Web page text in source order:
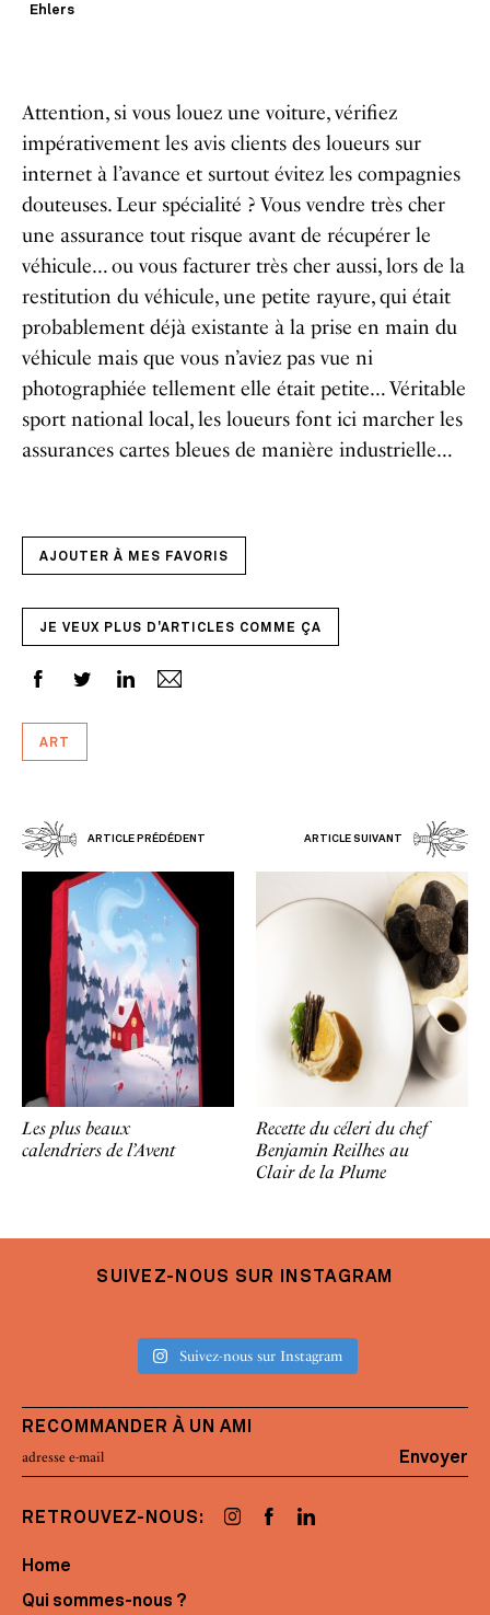
Ehlers
Attention, si vous louez une voiture, vérifiez
impérativement les avis clients des loueurs sur
internet à l’avance et surtout évitez les compagnies
douteuses. Leur spécialité ? Vous vendre très cher
une assurance tout risque avant de récupérer le
véhicule… ou vous facturer très cher aussi, lors de la
restitution du véhicule, une petite rayure, qui était
probablement déjà existante à la prise en main du
véhicule mais que vous n’aviez pas vue ni
photographiée tellement elle était petite… Véritable
sport national local, les loueurs font ici marcher les
assurances cartes bleues de manière industrielle…
AJOUTER À MES FAVORIS
JE VEUX PLUS D'ARTICLES COMME ÇA
ART
ARTICLE PRÉDÉDENT ARTICLE SUIVANT
Les plus beaux
calendriers de l’Avent
Recette du céleri du chef
Benjamin Reilhes au
Clair de la Plume
SUIVEZ-NOUS SUR INSTAGRAM
Suivez-nous sur Instagram
RECOMMANDER À UN AMI
Envoyer
RETROUVEZ-NOUS:
Home
Qui sommes-nous ?